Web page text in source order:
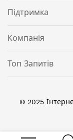
Підтримка
Компанія
Топ Запитів
© 2025